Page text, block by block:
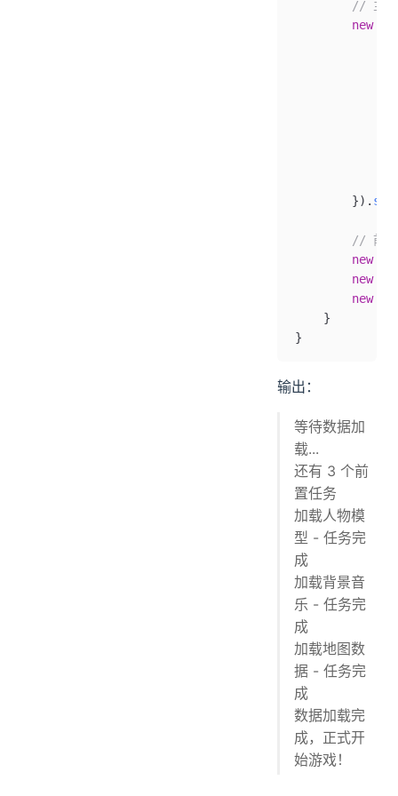
// 主
        new
        }).
// 前
        new
        new
        new
    }
}
输出：
等待数据加
载...
还有 3 个前
置任务
加载人物模
型 - 任务完
成
加载背景音
乐 - 任务完
成
加载地图数
据 - 任务完
成
数据加载完
成，正式开
始游戏！